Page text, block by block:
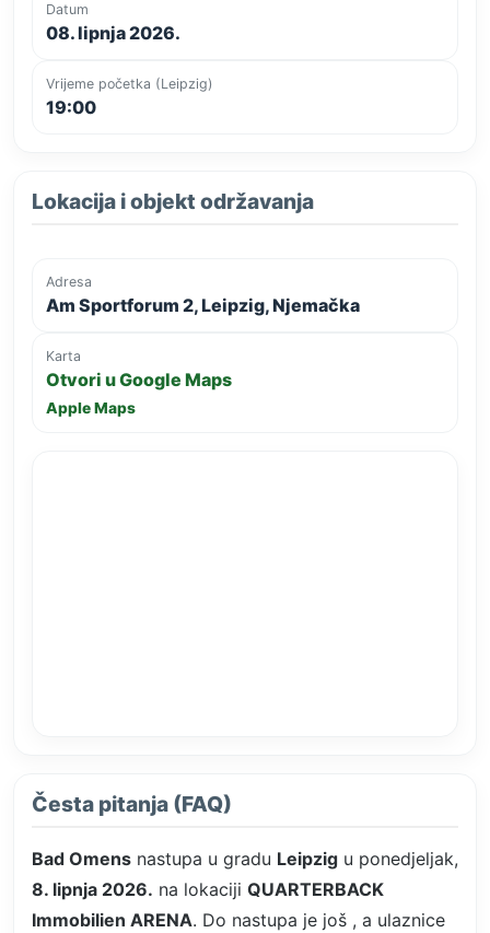
Datum
08. lipnja 2026.
Vrijeme početka (Leipzig)
19:00
Lokacija i objekt održavanja
Adresa
Am Sportforum 2, Leipzig, Njemačka
Karta
Otvori u Google Maps
Apple Maps
Česta pitanja (FAQ)
Bad Omens nastupa u gradu Leipzig u ponedjeljak,
8. lipnja 2026. na lokaciji QUARTERBACK
Immobilien ARENA. Do nastupa je još , a ulaznice